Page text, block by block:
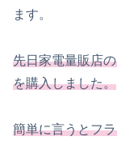
ます。
先日家電量販店
を購入しました。
簡単に言うとフ